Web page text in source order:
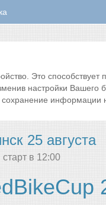
Это способствует
настройки Вашего
информации
25 августа
cтарт в 12:00